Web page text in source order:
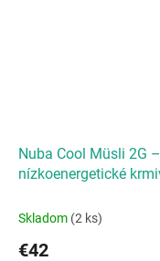
Nuba Cool Müsli 2G –
nízkoenergetické
Skladom (2 ks)
€42